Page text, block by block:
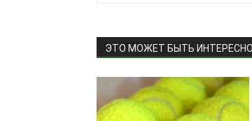
ЭТО МОЖЕТ БЫТЬ ИНТЕРЕСНО